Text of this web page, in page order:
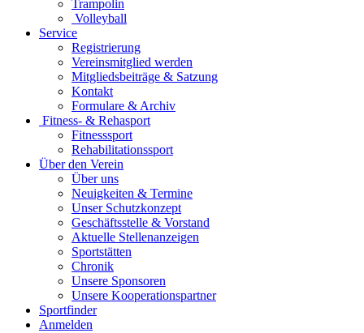
Trampolin
Volleyball
Service
Registrierung
Vereinsmitglied werden
Mitgliedsbeiträge & Satzung
Kontakt
Formulare & Archiv
Fitness- & Rehasport
Fitnesssport
Rehabilitationssport
Über den Verein
Über uns
Neuigkeiten & Termine
Unser Schutzkonzept
Geschäftsstelle & Vorstand
Aktuelle Stellenanzeigen
Sportstätten
Chronik
Unsere Sponsoren
Unsere Kooperationspartner
Sportfinder
Anmelden